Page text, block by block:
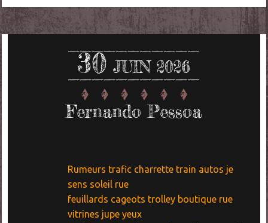
30 JUIN 2026
Fernando Pessoa
Rumeurs trafic charrette train autos je
sens soleil rue
feuillards cageots trolley boutique rue
vitrines jupe yeux